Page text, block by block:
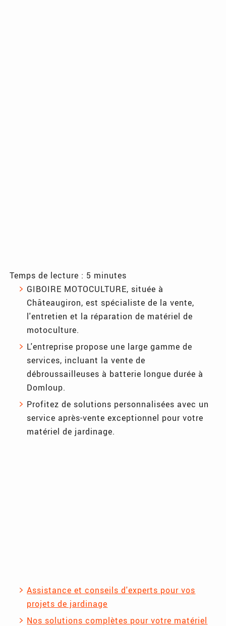
Temps de lecture : 5 minutes
GIBOIRE MOTOCULTURE, située à
Châteaugiron, est spécialiste de la vente,
l'entretien et la réparation de matériel de
motoculture.
L'entreprise propose une large gamme de
services, incluant la vente de
débroussailleuses à batterie longue durée à
Domloup.
Profitez de solutions personnalisées avec un
service après-vente exceptionnel pour votre
matériel de jardinage.
Assistance et conseils d'experts pour vos
projets de jardinage
Nos solutions complètes pour votre matériel